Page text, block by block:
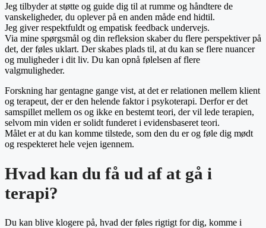
Jeg tilbyder at støtte og guide dig til at rumme og håndtere de
vanskeligheder, du oplever på en anden måde end hidtil.
Jeg giver respektfuldt og empatisk feedback undervejs.
Via mine spørgsmål og din refleksion skaber du flere perspektiver på
det, der føles uklart. Der skabes plads til, at du kan se flere nuancer
og muligheder i dit liv. Du kan opnå følelsen af flere
valgmuligheder.
Forskning har gentagne gange vist, at det er relationen mellem klient
og terapeut, der er den helende faktor i psykoterapi. Derfor er det
samspillet mellem os og ikke en bestemt teori, der vil lede terapien,
selvom min viden er solidt funderet i evidensbaseret teori.
Målet er at du kan komme tilstede, som den du er og føle dig mødt
og respekteret hele vejen igennem.
Hvad kan du få ud af at gå i
terapi?
Du kan blive klogere på, hvad der føles rigtigt for dig, komme i